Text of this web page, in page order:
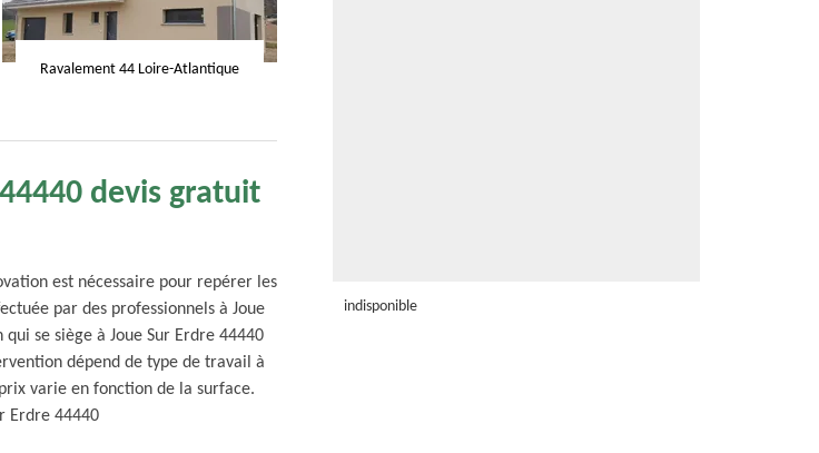
Ravalement 44 Loire-Atlantique
devis gratuit
est nécessaire pour repérer les
par des professionnels à Joue
se siège à Joue Sur Erdre 44440
dépend de type de travail à
varie en fonction de la surface.
Erdre 44440
indisponible